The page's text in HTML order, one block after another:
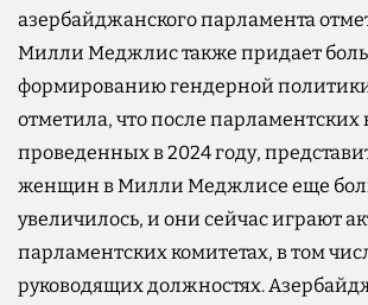
азербайджанского парламента
Милли Меджлис также придает
формированию гендерной
отметила, что после парламентских
проведенных в 2024 году,
женщин в Милли Меджлисе еще
увеличилось, и они сейчас играют
парламентских комитетах, в том
руководящих должностях.